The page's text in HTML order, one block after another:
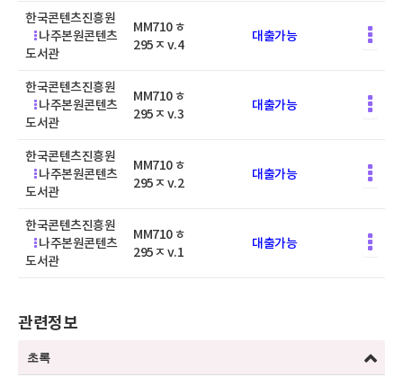
한국콘텐츠진흥원
나주본원콘텐츠
도서관
MM710 ㅎ
295ㅈ v.4
대출가능
한국콘텐츠진흥원
나주본원콘텐츠
도서관
MM710 ㅎ
295ㅈ v.3
대출가능
한국콘텐츠진흥원
나주본원콘텐츠
도서관
MM710 ㅎ
295ㅈ v.2
대출가능
한국콘텐츠진흥원
나주본원콘텐츠
도서관
MM710 ㅎ
295ㅈ v.1
대출가능
관련정보
초록